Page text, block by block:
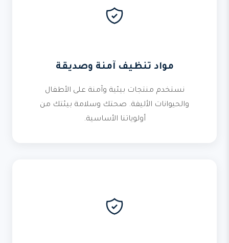
مواد تنظيف آمنة وصديقة
نستخدم منتجات بيئية وآمنة على الأطفال
والحيوانات الأليفة. صحتك وسلامة بيئتك من
أولوياتنا الأساسية.